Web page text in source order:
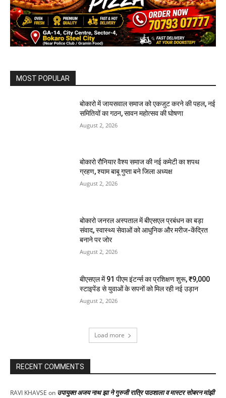
MOST POPULAR
बोकारो में जायसवाल समाज को एकजुट करने की पहल, नई
समितियों का गठन, सावन महोत्सव की घोषणा
August 2, 2026
बोकारो रौनियार वैश्य समाज की नई कमेटी का शपथ
ग्रहण, श्याम बाबू गुप्ता बने जिला अध्यक्ष
August 2, 2026
बोकारो जनरल अस्पताल में बीएसएल प्रबंधन का बड़ा
संवाद, स्वास्थ्य सेवाओं को आधुनिक और मरीज-केंद्रित
बनाने पर जोर
August 2, 2026
बीएसएल में 91 पीएम इंटर्न्स का प्रशिक्षण शुरू, ₹9,000
स्टाइपेंड से युवाओं के सपनों को मिल रही नई उड़ान
August 2, 2026
Load more
RECENT COMMENTS
RAVI KHAVSE on उपायुक्त अजय नाथ झा ने गुरुजी रात्रि पाठशाला व मास्टर सोबरन मांझी